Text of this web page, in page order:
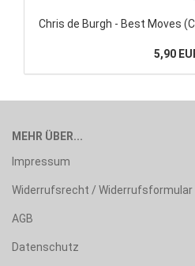
Chris de Burgh - Best Moves
5,90
MEHR ÜBER...
Impressum
Widerrufsrecht / Widerrufsformular
AGB
Datenschutz